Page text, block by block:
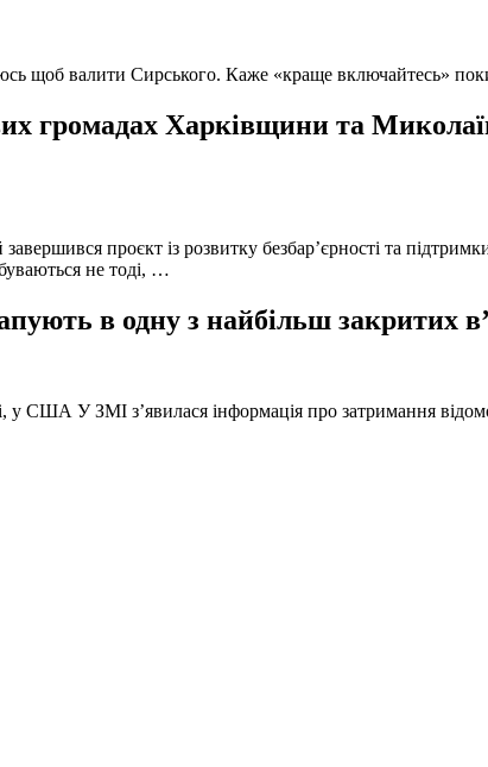
щоб валити Сирського. Каже «краще включайтесь»
громадах Харківщини та
проєкт із розвитку безбар’єрності та
не тоді, …
в одну з найбільш закритих
у США У ЗМІ з’явилася інформація про затримання